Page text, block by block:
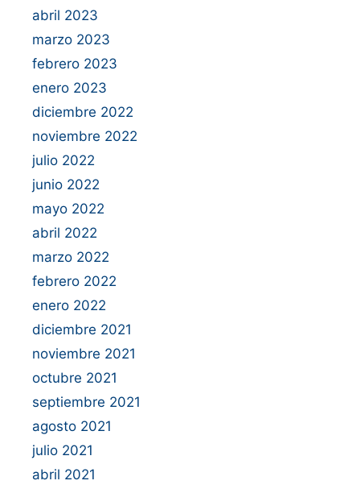
abril 2023
marzo 2023
febrero 2023
enero 2023
diciembre 2022
noviembre 2022
julio 2022
junio 2022
mayo 2022
abril 2022
marzo 2022
febrero 2022
enero 2022
diciembre 2021
noviembre 2021
octubre 2021
septiembre 2021
agosto 2021
julio 2021
abril 2021